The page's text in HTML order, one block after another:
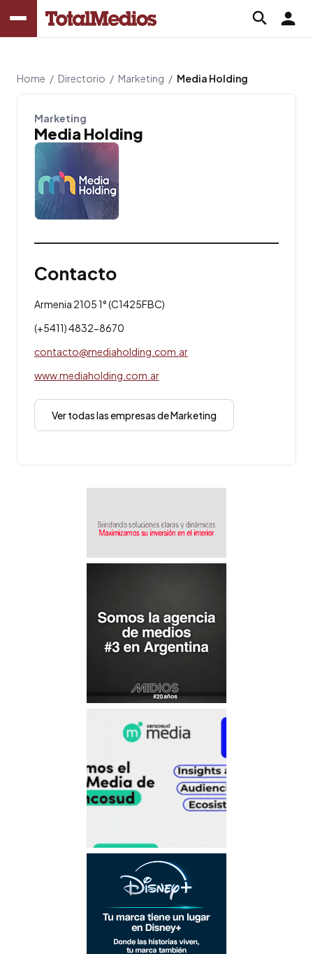
Home / Directorio / Marketing / Media Holding
Marketing
Media Holding
Contacto
Armenia 2105 1° (C1425FBC)
(+5411) 4832-8670
contacto@mediaholding.com.ar
www.mediaholding.com.ar
Ver todas las empresas de Marketing